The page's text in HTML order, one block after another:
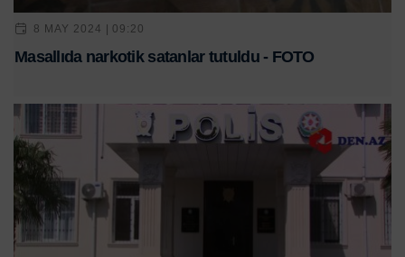
8 MAY 2024 | 09:20
Masallıda narkotik satanlar tutuldu - FOTO